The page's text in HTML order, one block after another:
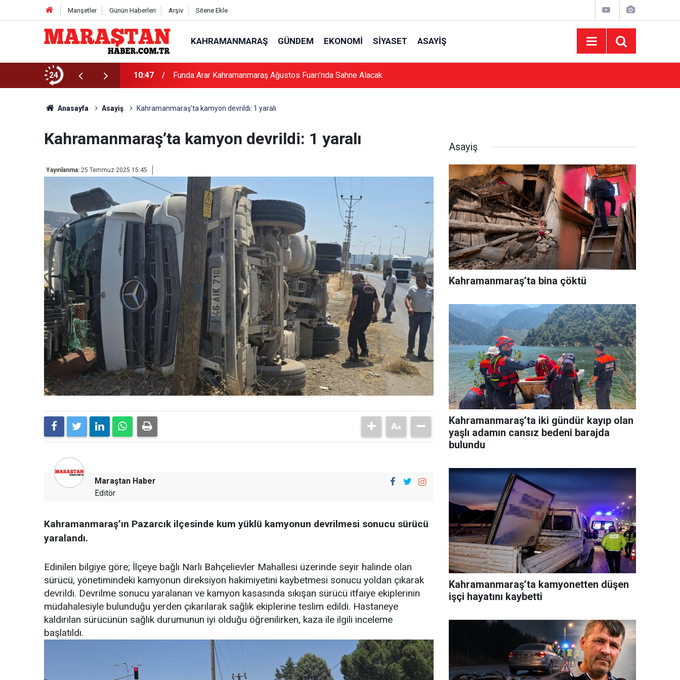
Manşetler Günün Haberleri Arşiv Sitene Ekle
KAHRAMANMARAŞ GÜNDEM EKONOMI SIYASET ASAYIŞ
24 10:47 Funda Arar Kahramanmaraş Ağustos Fuarı’nda Sahne Alacak
Anasayfa Asayiş Kahramanmaraş’ta kamyon devrildi: 1 yaralı
Kahramanmaraş’ta kamyon devrildi: 1 yaralı
Yayınlanma: 25 Temmuz 2025 15:45
Maraştan Haber
Editör
Kahramanmaraş’ın Pazarcık ilçesinde kum yüklü kamyonun devrilmesi sonucu sürücü
yaralandı.
Edinilen bilgiye göre; İlçeye bağlı Narlı Bahçelievler Mahallesi üzerinde seyir halinde olan
sürücü, yönetimindeki kamyonun direksiyon hakimiyetini kaybetmesi sonucu yoldan çıkarak
devrildi. Devrilme sonucu yaralanan ve kamyon kasasında sıkışan sürücü itfaiye ekiplerinin
müdahalesiyle bulunduğu yerden çıkarılarak sağlık ekiplerine teslim edildi. Hastaneye
kaldırılan sürücünün sağlık durumunun iyi olduğu öğrenilirken, kaza ile ilgili inceleme
başlatıldı.
Asayiş
Kahramanmaraş’ta bina çöktü
Kahramanmaraş’ta iki gündür kayıp olan
yaşlı adamın cansız bedeni barajda
bulundu
Kahramanmaraş’ta kamyonetten düşen
işçi hayatını kaybetti